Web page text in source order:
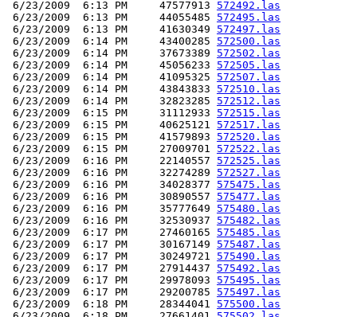
6/23/2009  6:13 PM     47577913 572492.las
6/23/2009  6:13 PM     44055485 572495.las
6/23/2009  6:13 PM     41630349 572497.las
6/23/2009  6:14 PM     43400285 572500.las
6/23/2009  6:14 PM     37673389 572502.las
6/23/2009  6:14 PM     45056233 572505.las
6/23/2009  6:14 PM     41095325 572507.las
6/23/2009  6:14 PM     43843833 572510.las
6/23/2009  6:14 PM     32823285 572512.las
6/23/2009  6:15 PM     31112933 572515.las
6/23/2009  6:15 PM     40625121 572517.las
6/23/2009  6:15 PM     41579893 572520.las
6/23/2009  6:15 PM     27009701 572522.las
6/23/2009  6:16 PM     22140557 572525.las
6/23/2009  6:16 PM     32274289 572527.las
6/23/2009  6:16 PM     34028377 575475.las
6/23/2009  6:16 PM     30890557 575477.las
6/23/2009  6:16 PM     35777649 575480.las
6/23/2009  6:16 PM     32530937 575482.las
6/23/2009  6:17 PM     27460165 575485.las
6/23/2009  6:17 PM     30167149 575487.las
6/23/2009  6:17 PM     30249721 575490.las
6/23/2009  6:17 PM     27914437 575492.las
6/23/2009  6:17 PM     29978093 575495.las
6/23/2009  6:17 PM     29200785 575497.las
6/23/2009  6:18 PM     28344041 575500.las